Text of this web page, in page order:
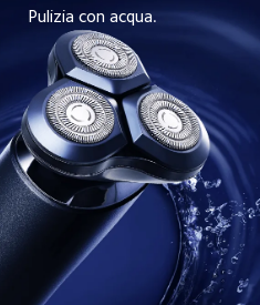
Pulizia con acqua.